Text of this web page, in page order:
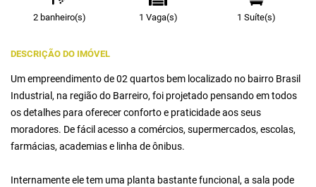
2 banheiro(s) 1 Vaga(s) 1 Suíte(s)
DESCRIÇÃO DO IMÓVEL
Um empreendimento de 02 quartos bem localizado no bairro Brasil
Industrial, na região do Barreiro, foi projetado pensando em todos
os detalhes para oferecer conforto e praticidade aos seus
moradores. De fácil acesso a comércios, supermercados, escolas,
farmácias, academias e linha de ônibus.
Internamente ele tem uma planta bastante funcional, a sala pode